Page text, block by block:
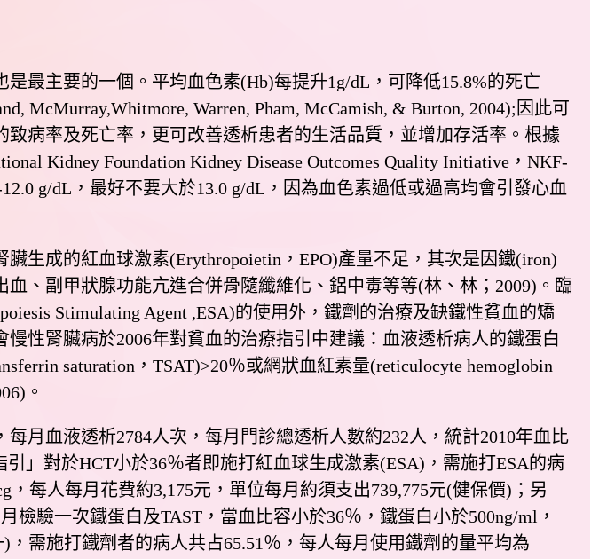
主要的一個。平均血色素(Hb)每提升1g/dL，可降低15.8%的死亡
McMurray,Whitmore, Warren, Pham, McCamish, & Burton, 2004);因此可
病率及死亡率，更可改善透析患者的生活品質，並增加存活率。根據
Kidney Foundation Kidney Disease Outcomes Quality Initiative，NKF-
g/dL，最好不要大於13.0 g/dL，因為血色素過低或過高均會引發心血
成的紅血球激素(Erythropoietin，EPO)產量不足，其次是因鐵(iron)
、副甲狀腺功能亢進合併骨隨纖維化、鋁中毒等等(林、林；2009)。臨
Stimulating Agent ,ESA)的使用外，鐵劑的治療及缺鐵性貧血的矯
性腎臟病於2006年對貧血的治療指引中建議：血液透析病人的鐵蛋白
saturation，TSAT)>20％或網狀血紅素量(reticulocyte hemoglobin
。
血液透析2784人次，每月門診總透析人數約232人，統計2010年血比
」對於HCT小於36％者即施打紅血球生成激素(ESA)，需施打ESA的病
，每人每月花費約3,175元，單位每月約須支出739,775元(健保價)；另
驗一次鐵蛋白及TAST，當血比容小於36％，鐵蛋白小於500ng/ml，
需施打鐵劑者的病人共占65.51％，每人每月使用鐵劑的量平均為